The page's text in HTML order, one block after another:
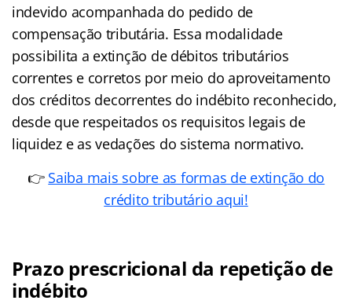
indevido acompanhada do pedido de
compensação tributária. Essa modalidade
possibilita a extinção de débitos tributários
correntes e corretos por meio do aproveitamento
dos créditos decorrentes do indébito reconhecido,
desde que respeitados os requisitos legais de
liquidez e as vedações do sistema normativo.
👉 Saiba mais sobre as formas de extinção do
crédito tributário aqui!
Prazo prescricional da repetição de
indébito